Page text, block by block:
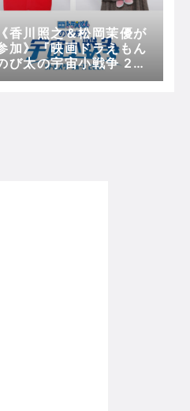
《香川照之＆松岡茉優が
加》『映画ドラえもん
び太の宇宙小戦争 20
』新公開日は3月4日